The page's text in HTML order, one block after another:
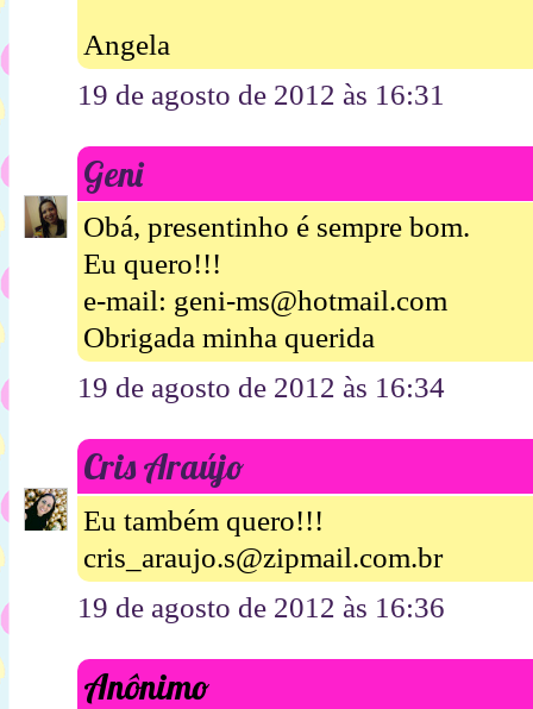
Angela
19 de agosto de 2012 às 16:31
Geni
Obá, presentinho é sempre bom.
Eu quero!!!
e-mail: geni-ms@hotmail.com
Obrigada minha querida
19 de agosto de 2012 às 16:34
Cris Araújo
Eu também quero!!!
cris_araujo.s@zipmail.com.br
19 de agosto de 2012 às 16:36
Anônimo